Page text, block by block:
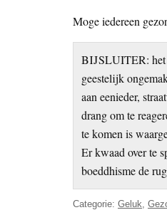
Moge iedereen
BIJSLUITER: het
geestelijk
aan eenieder,
drang om te
te komen is
Er kwaad over te
boeddhisme de
Categorie: Geluk